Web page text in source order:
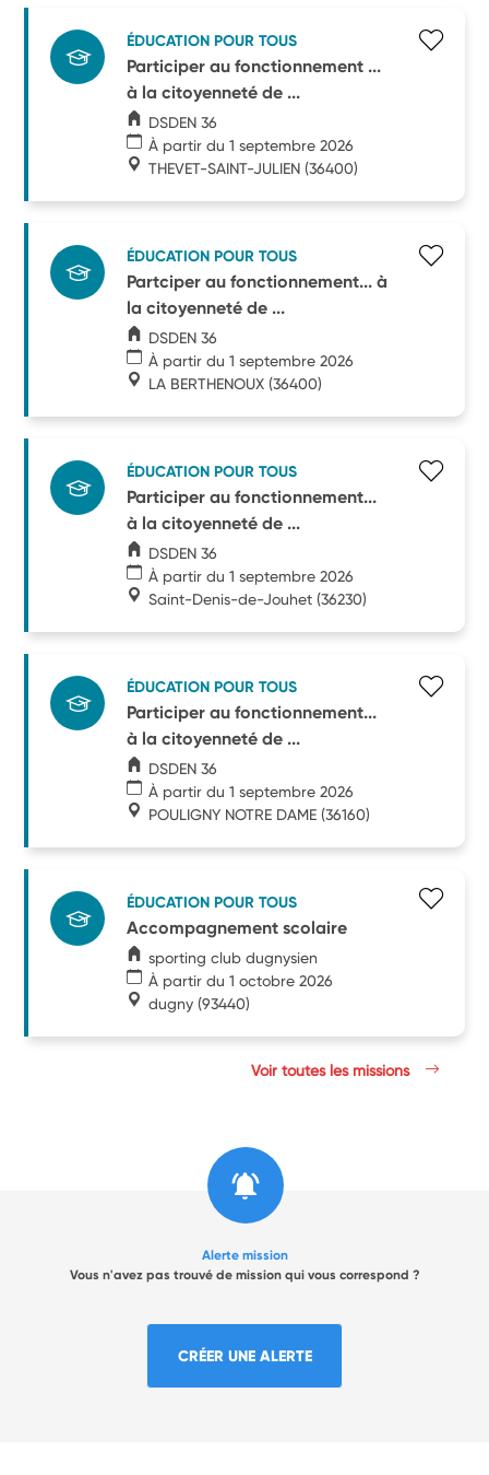
ÉDUCATION POUR TOUS
Participer au fonctionnement ...
à la citoyenneté de ...
DSDEN 36
À partir du 1 septembre 2026
THEVET-SAINT-JULIEN (36400)
ÉDUCATION POUR TOUS
Partciper au fonctionnement... à
la citoyenneté de ...
DSDEN 36
À partir du 1 septembre 2026
LA BERTHENOUX (36400)
ÉDUCATION POUR TOUS
Participer au fonctionnement...
à la citoyenneté de ...
DSDEN 36
À partir du 1 septembre 2026
Saint-Denis-de-Jouhet (36230)
ÉDUCATION POUR TOUS
Participer au fonctionnement...
à la citoyenneté de ...
DSDEN 36
À partir du 1 septembre 2026
POULIGNY NOTRE DAME (36160)
ÉDUCATION POUR TOUS
Accompagnement scolaire
sporting club dugnysien
À partir du 1 octobre 2026
dugny (93440)
Voir toutes les missions
Alerte mission
Vous n'avez pas trouvé de mission qui vous correspond ?
CRÉER UNE ALERTE